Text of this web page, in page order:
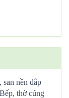
nền đắp
thờ cúng